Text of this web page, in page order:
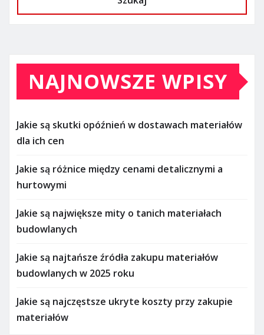
NAJNOWSZE WPISY
Jakie są skutki opóźnień w dostawach materiałów
dla ich cen
Jakie są różnice między cenami detalicznymi a
hurtowymi
Jakie są największe mity o tanich materiałach
budowlanych
Jakie są najtańsze źródła zakupu materiałów
budowlanych w 2025 roku
Jakie są najczęstsze ukryte koszty przy zakupie
materiałów